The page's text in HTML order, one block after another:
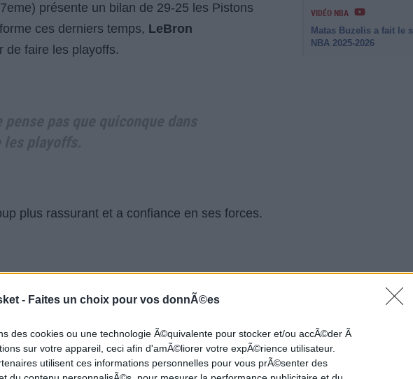
- Faites un choix pour vos donnÃ©es
des cookies ou une technologie Ã©quivalente pour stocker et/ou accÃ©der Ã
sur votre appareil, ceci afin d'amÃ©liorer votre expÃ©rience utilisateur.
utilisent ces informations personnelles pour vous prÃ©senter des
présente un bilan de 29-25 les Pistons
ces derniers temps, LeBron
de faire les playoffs.
plus rassurant et a confiance en ses forces.
sûr. C'est trop tôt pour en
nous serons en dehors des
VIDÉO NBA
Matas Buzelis a fait le
NBA 2025-2026